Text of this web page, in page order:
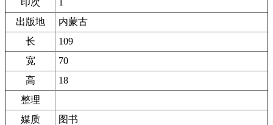
印次
出版地
内蒙古
长
109
宽
70
高
18
整理
媒质
图书